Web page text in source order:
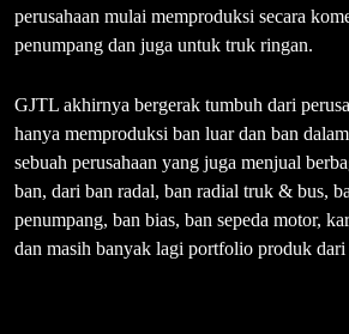
perusahaan mulai memproduksi secara
penumpang dan juga untuk truk ringan.
GJTL akhirnya bergerak tumbuh dari
hanya memproduksi ban luar dan ban
sebuah perusahaan yang juga menjual
ban, dari ban radal, ban radial truk & bus,
penumpang, ban bias, ban sepeda motor,
dan masih banyak lagi portfolio produk